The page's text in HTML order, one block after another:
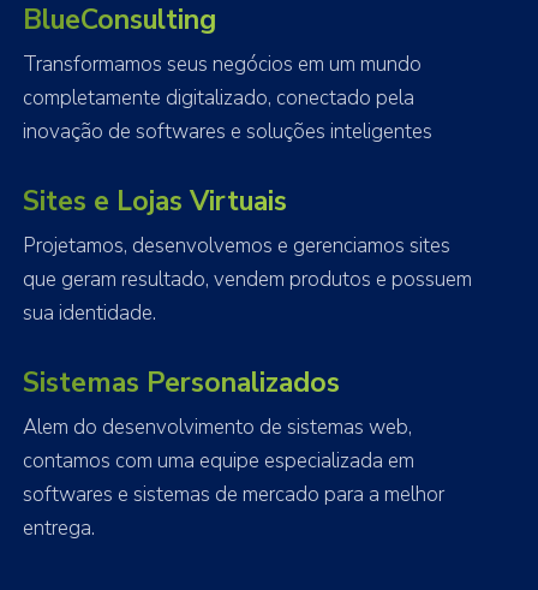
BlueConsulting
Transformamos seus negócios em um mundo
completamente digitalizado, conectado pela
inovação de softwares e soluções inteligentes
Sites e Lojas Virtuais
Projetamos, desenvolvemos e gerenciamos sites
que geram resultado, vendem produtos e possuem
sua identidade.
Sistemas Personalizados
Alem do desenvolvimento de sistemas web,
contamos com uma equipe especializada em
softwares e sistemas de mercado para a melhor
entrega.